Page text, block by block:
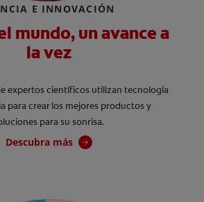
E INNOVACIÓN
mundo, un avance a
la vez
expertos científicos utilizan tecnología
para crear los mejores productos y
para su sonrisa.
Descubra más